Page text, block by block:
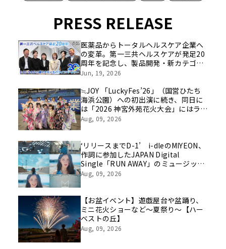
PRESS RELEASE
医薬品からトータルヘルスケア企業へ
の変革。第一三共ヘルスケアが発足20
周年を記念し、製品開発・新カテゴリ
挑戦の舞台や旧社統合時のエピソード
像を公開！
Jun, 19, 2026
≒JOY 「LuckyFes’26」（国営ひたち
海浜公園）への初出演に続き、同日に
は「2026 神宮外苑花火大会」にはライ
ブ出演！浴衣に着替えたメンバーの写
Aug, 09, 2026
‘リリースまでD-1’ i-dleのMIYEON、
作詞に参加したJAPAN Digital
Single「RUN AWAY」のミュージック
ビデオティザーを初公開
Aug, 09, 2026
【お盆イベント】遊戯屋台や盆踊り、
ミニ花火ショーなど～夏祭り～【ハー
ベストの丘】
Aug, 09, 2026